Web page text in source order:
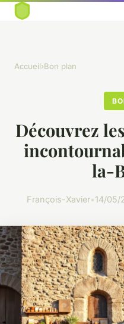
Accueil›Bon plan
Découvrez
la-
François-Xavier•14/05/